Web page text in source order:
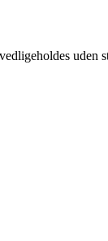
uden